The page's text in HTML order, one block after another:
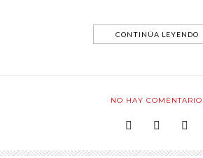
CONTINÚA LEYENDO
NO HAY